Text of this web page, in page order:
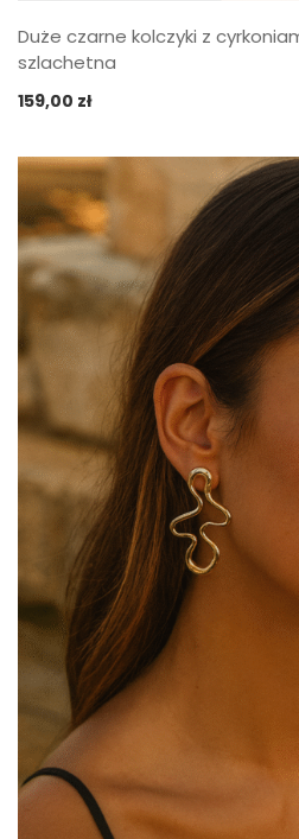
Duże czarne kolczyki z
szlachetna
159,00 zł